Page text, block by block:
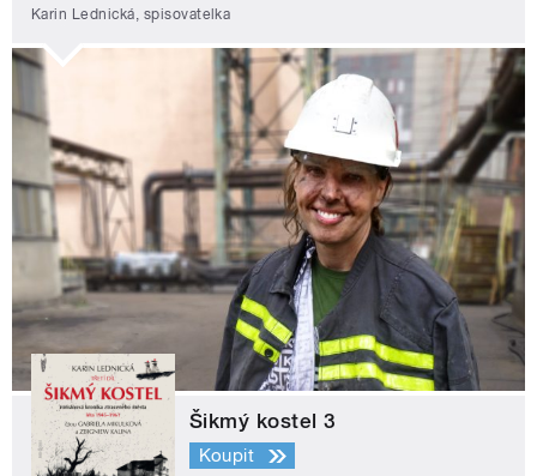
Karin Lednická, spisovatelka
Šikmý kostel 3
Koupit